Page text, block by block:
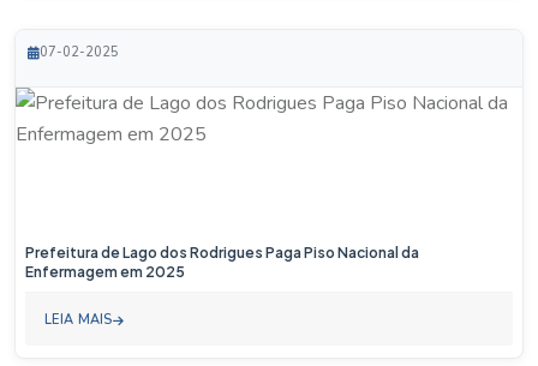
07-02-2025
Prefeitura de Lago dos Rodrigues Paga Piso Nacional da
Enfermagem em 2025
LEIA MAIS